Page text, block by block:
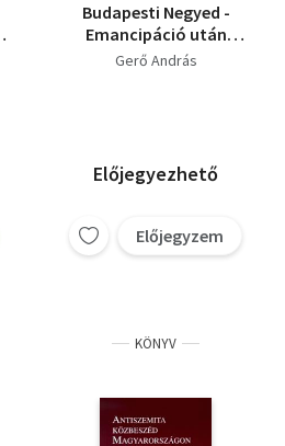
Budapesti Negyed -
Emancipáció után
(2008 tavasz 59.szám)
Gerő András
Előjegyezhető
Előjegyzem
KÖNYV